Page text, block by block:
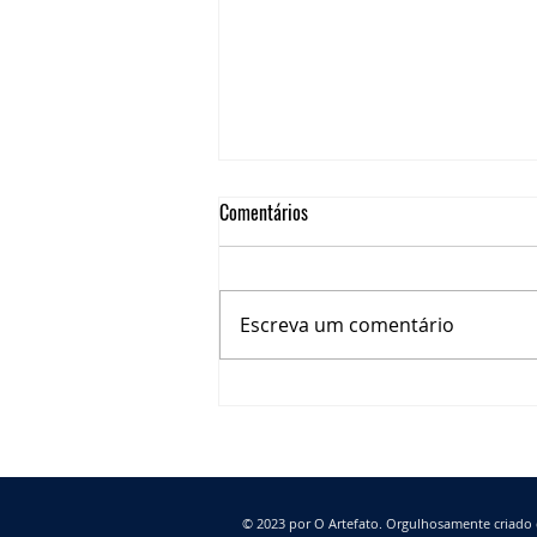
Comentários
Escreva um comentário
© 2023 por O Artefato. Orgulhosamente criado